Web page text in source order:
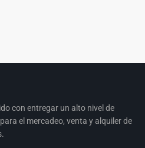
con entregar un alto nivel de
el mercadeo, venta y alquiler de